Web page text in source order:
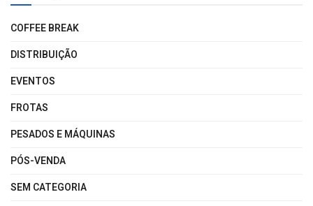
COFFEE BREAK
DISTRIBUIÇÃO
EVENTOS
FROTAS
PESADOS E MÁQUINAS
PÓS-VENDA
SEM CATEGORIA